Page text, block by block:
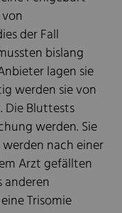
der Fall
bislang
lagen sie
werden sie von
Die Bluttests
werden. Sie
nach einer
Arzt gefällten
anderen
Trisomie